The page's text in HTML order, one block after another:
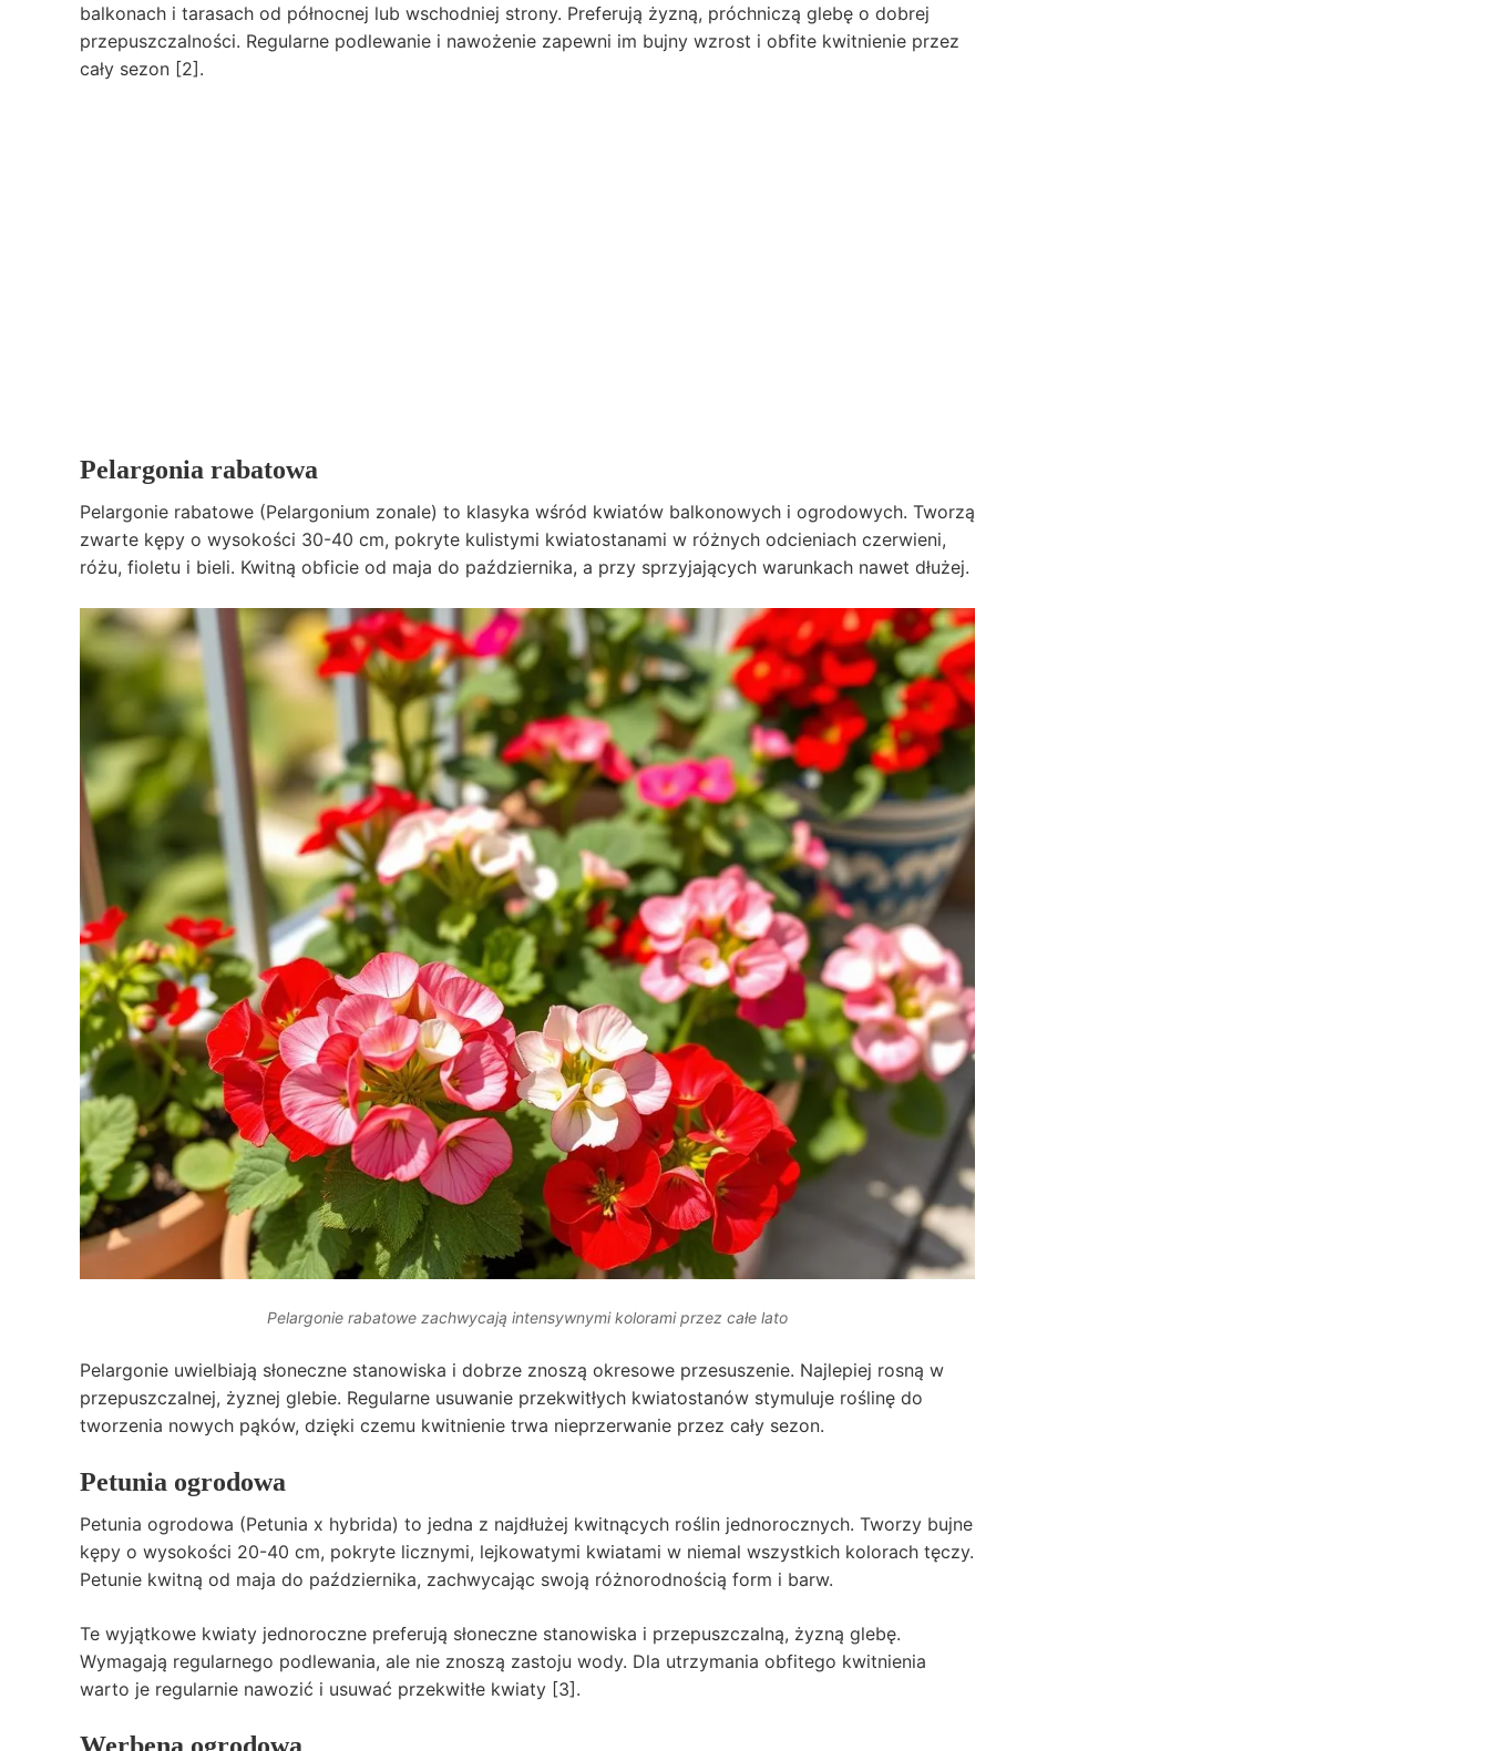
balkonach i tarasach od północnej lub wschodniej strony. Preferują żyzną, próchniczą glebę o dobrej
przepuszczalności. Regularne podlewanie i nawożenie zapewni im bujny wzrost i obfite kwitnienie przez
cały sezon [2].
Pelargonia rabatowa
Pelargonie rabatowe (Pelargonium zonale) to klasyka wśród kwiatów balkonowych i ogrodowych. Tworzą
zwarte kępy o wysokości 30-40 cm, pokryte kulistymi kwiatostanami w różnych odcieniach czerwieni,
różu, fioletu i bieli. Kwitną obficie od maja do października, a przy sprzyjających warunkach nawet dłużej.
Pelargonie rabatowe zachwycają intensywnymi kolorami przez całe lato
Pelargonie uwielbiają słoneczne stanowiska i dobrze znoszą okresowe przesuszenie. Najlepiej rosną w
przepuszczalnej, żyznej glebie. Regularne usuwanie przekwitłych kwiatostanów stymuluje roślinę do
tworzenia nowych pąków, dzięki czemu kwitnienie trwa nieprzerwanie przez cały sezon.
Petunia ogrodowa
Petunia ogrodowa (Petunia x hybrida) to jedna z najdłużej kwitnących roślin jednorocznych. Tworzy bujne
kępy o wysokości 20-40 cm, pokryte licznymi, lejkowatymi kwiatami w niemal wszystkich kolorach tęczy.
Petunie kwitną od maja do października, zachwycając swoją różnorodnością form i barw.
Te wyjątkowe kwiaty jednoroczne preferują słoneczne stanowiska i przepuszczalną, żyzną glebę.
Wymagają regularnego podlewania, ale nie znoszą zastoju wody. Dla utrzymania obfitego kwitnienia
warto je regularnie nawozić i usuwać przekwitłe kwiaty [3].